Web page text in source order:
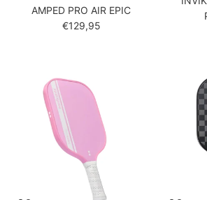
AMPED PRO AIR EPIC
Reguliere prijs
€129,95